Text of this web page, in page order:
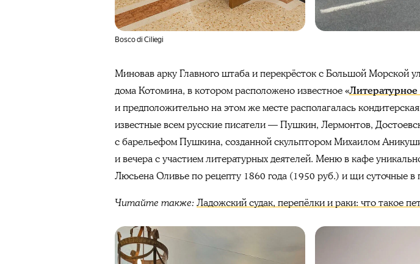
Bosco di Ciliegi
Миновав арку Главного штаба и перекрёсток с Большой Морской
дома Котомина, в котором расположено известное«
и предположительно на этом же месте располагалась
известные всем русские писатели — Пушкин, Лермонтов,
с барельефом Пушкина, созданной скульптором Михаилом
и вечера с участием литературных деятелей. Меню в кафе
Люсьена Оливье по рецепту 1860 года (1950 руб.) и щи суточные в
Читайте также:Ладожский судак, перепёлки и раки: что такое